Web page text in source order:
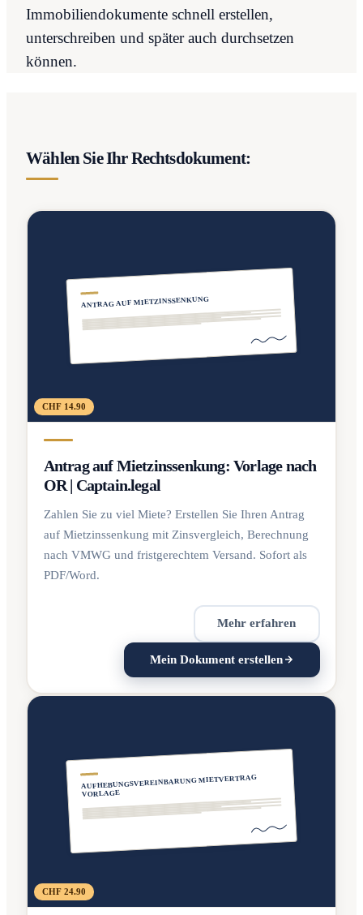
Immobiliendokumente schnell erstellen,
unterschreiben und später auch durchsetzen
können.
Wählen Sie Ihr Rechtsdokument:
ANTRAG AUF MIETZINSSENKUNG
CHF 14.90
Antrag auf Mietzinssenkung: Vorlage nach
OR | Captain.legal
Zahlen Sie zu viel Miete? Erstellen Sie Ihren Antrag
auf Mietzinssenkung mit Zinsvergleich, Berechnung
nach VMWG und fristgerechtem Versand. Sofort als
PDF/Word.
Mehr erfahren
Mein Dokument erstellen
AUFHEBUNGSVEREINBARUNG MIETVERTRAG
VORLAGE
CHF 24.90